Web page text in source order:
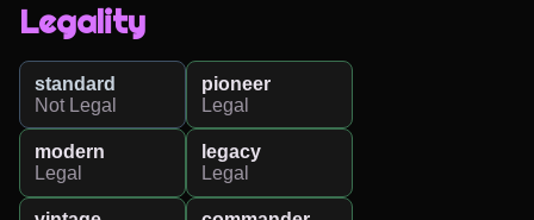
Legality
standard
Not Legal
pioneer
Legal
modern
Legal
legacy
Legal